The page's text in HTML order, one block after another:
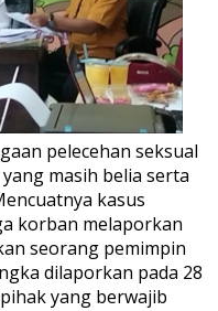
pelecehan seksual
masih belia serta
kasus
korban melaporkan
seorang pemimpin
dilaporkan pada 28
yang berwajib